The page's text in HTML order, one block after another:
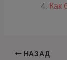
Как
НАЗАД